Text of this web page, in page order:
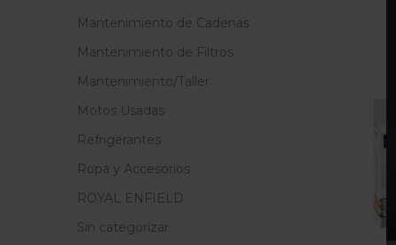
Mantenimiento de Cadenas
Mantenimiento de Filtros
Mantenimiento/Taller
Motos Usadas
Refrigerantes
Ropa y Accesorios
ROYAL ENFIELD
Sin categorizar